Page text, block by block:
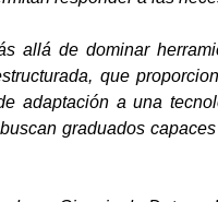
allá de dominar
que
adaptación a una
graduados